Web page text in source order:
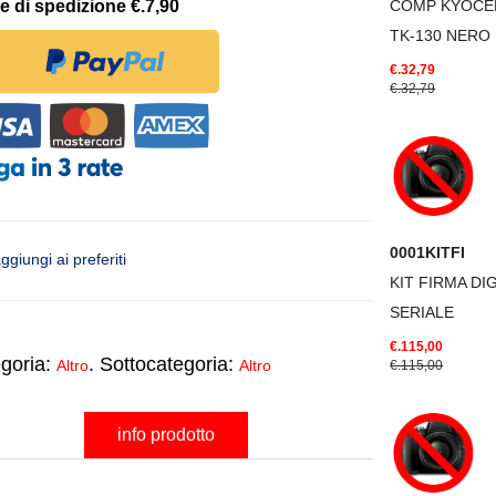
di spedizione €.7,90
ai preferiti
Altro. Sottocategoria:Altro
info prodotto
COMP
TK-130 NERO
€.32,79
€.32,79
0001KITFI
KIT FIRMA
SERIALE
€.115,00
€.115,00